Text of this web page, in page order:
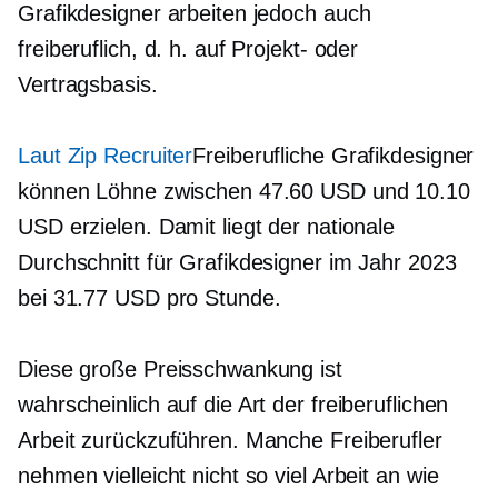
Grafikdesigner arbeiten jedoch auch
freiberuflich, d. h. auf Projekt- oder
Vertragsbasis.
Laut Zip RecruiterFreiberufliche Grafikdesigner
können Löhne zwischen 47.60 USD und 10.10
USD erzielen. Damit liegt der nationale
Durchschnitt für Grafikdesigner im Jahr 2023
bei 31.77 USD pro Stunde.
Diese große Preisschwankung ist
wahrscheinlich auf die Art der freiberuflichen
Arbeit zurückzuführen. Manche Freiberufler
nehmen vielleicht nicht so viel Arbeit an wie